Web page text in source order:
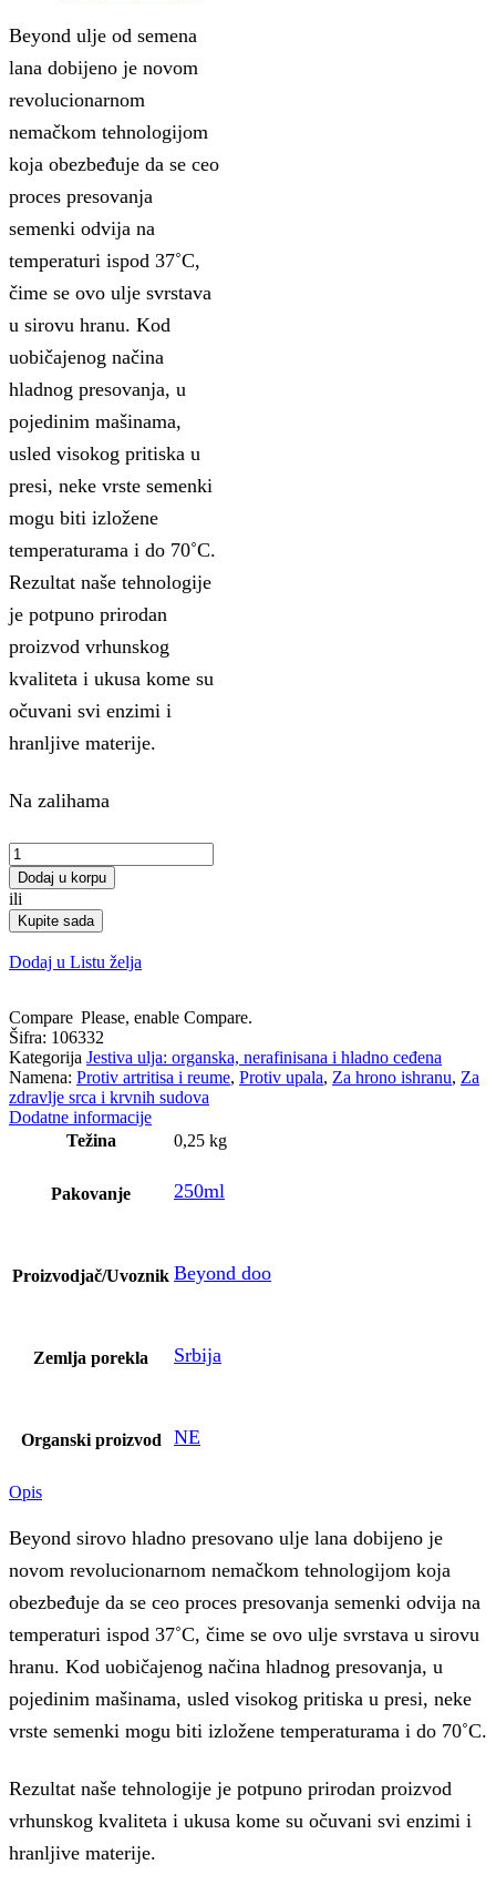
Beyond ulje od semena
lana dobijeno je novom
revolucionarnom
nemačkom tehnologijom
koja obezbeđuje da se ceo
proces presovanja
semenki odvija na
temperaturi ispod 37˚C,
čime se ovo ulje svrstava
u sirovu hranu. Kod
uobičajenog načina
hladnog presovanja, u
pojedinim mašinama,
usled visokog pritiska u
presi, neke vrste semenki
mogu biti izložene
temperaturama i do 70˚C.
Rezultat naše tehnologije
je potpuno prirodan
proizvod vrhunskog
kvaliteta i ukusa kome su
očuvani svi enzimi i
hranljive materije.
Na zalihama
Sirovo
hladno
presovano
ulje
lana
Dodaj u korpu
ili
Kupite sada
Dodaj u Listu želja
Compare Please, enable Compare.
Šifra: 106332
Kategorija Jestiva ulja: organska, nerafinisana i hladno ceđena
Namena: Protiv artritisa i reume, Protiv upala, Za hrono ishranu, Za
zdravlje srca i krvnih sudova
Dodatne informacije
Težina
0,25 kg
Pakovanje 250ml
Proizvodjač/Uvoznik Beyond doo
Zemlja porekla Srbija
Organski proizvod NE
Opis
Beyond sirovo hladno presovano ulje lana dobijeno je
novom revolucionarnom nemačkom tehnologijom koja
obezbeđuje da se ceo proces presovanja semenki odvija na
temperaturi ispod 37˚C, čime se ovo ulje svrstava u sirovu
hranu. Kod uobičajenog načina hladnog presovanja, u
pojedinim mašinama, usled visokog pritiska u presi, neke
vrste semenki mogu biti izložene temperaturama i do 70˚C.
Rezultat naše tehnologije je potpuno prirodan proizvod
vrhunskog kvaliteta i ukusa kome su očuvani svi enzimi i
hranljive materije.